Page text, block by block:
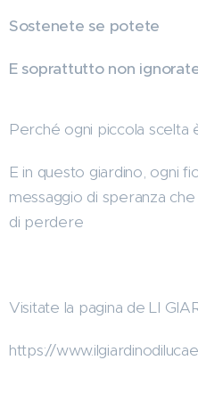
Sostenete se potete
E soprattutto non
Perché ogni piccola scelta
E in questo giardino, ogni
messaggio di speranza
di perdere
Visitate la pagina de LI
https://